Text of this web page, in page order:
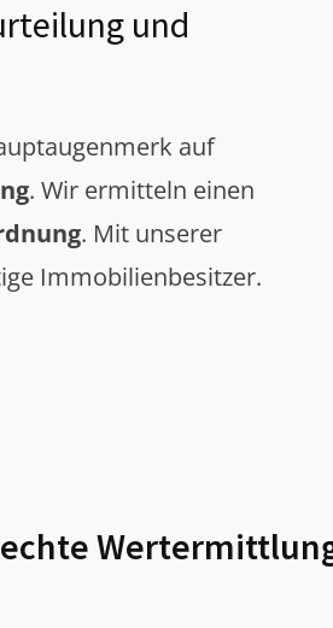
und
auf
. Wir ermitteln einen
. Mit unserer
Immobilienbesitzer.